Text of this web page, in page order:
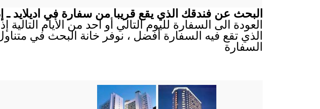
البحث عن فندقك الذي يقع قريبا من سفارة في اديلايد ـ
العودة الى السفارة لليوم التالي أو احد من الأيام
الذي تقع فيه السفارة أفضل ، نوفر خانة البحث في
السفارة